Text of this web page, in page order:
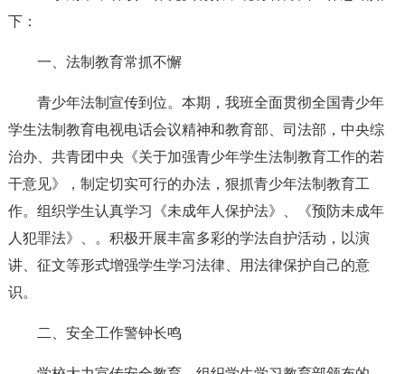
下：
一、法制教育常抓不懈
青少年法制宣传到位。本期，我班全面贯彻全国青少年
学生法制教育电视电话会议精神和教育部、司法部，中央综
治办、共青团中央《关于加强青少年学生法制教育工作的若
干意见》，制定切实可行的办法，狠抓青少年法制教育工
作。组织学生认真学习《未成年人保护法》、《预防未成年
人犯罪法》、。积极开展丰富多彩的学法自护活动，以演
讲、征文等形式增强学生学习法律、用法律保护自己的意
识。
二、安全工作警钟长鸣